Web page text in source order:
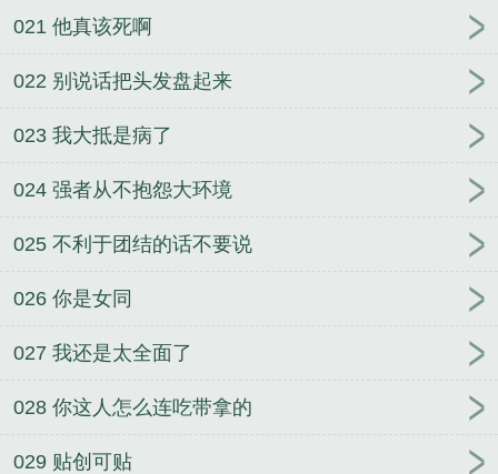
021 他真该死啊
022 别说话把头发盘起来
023 我大抵是病了
024 强者从不抱怨大环境
025 不利于团结的话不要说
026 你是女同
027 我还是太全面了
028 你这人怎么连吃带拿的
029 贴创可贴